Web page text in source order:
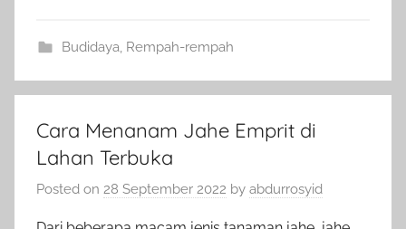
Budidaya Rempah-rempah
Cara Menanam Jahe Emprit di
Lahan Terbuka
Posted on 28 September 2022 by abdurrosyid